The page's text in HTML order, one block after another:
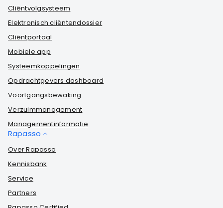
Cliëntvolgsysteem
Elektronisch cliëntendossier
Cliëntportaal
Mobiele app
Systeemkoppelingen
Opdrachtgevers dashboard
Voortgangsbewaking
Verzuimmanagement
Managementinformatie
Rapasso
Over Rapasso
Kennisbank
Service
Partners